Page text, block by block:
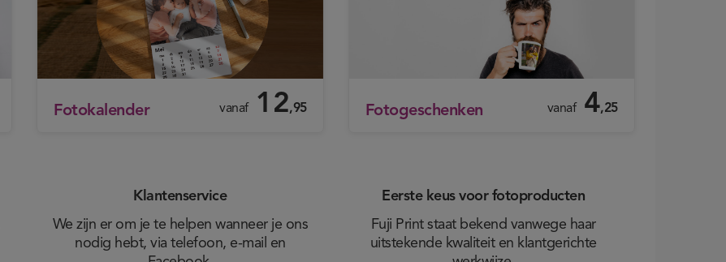
Fotokalender vanaf12,95 Fotogeschenken vanaf4,25
Klantenservice
We zijn er om je te helpen wanneer je ons
nodig hebt, via telefoon, e-mail en
Eerste keus voor fotoproducten
Fuji Print staat bekend vanwege haar
uitstekende kwaliteit en klantgerichte